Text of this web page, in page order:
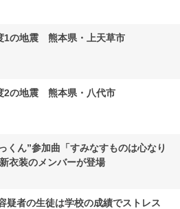
1の地震 熊本県・上天草市
2の地震 熊本県・八代市
くん”参加曲「すみなすものは心なり
衣装のメンバーが登場
疑者の生徒は学校の成績でストレス